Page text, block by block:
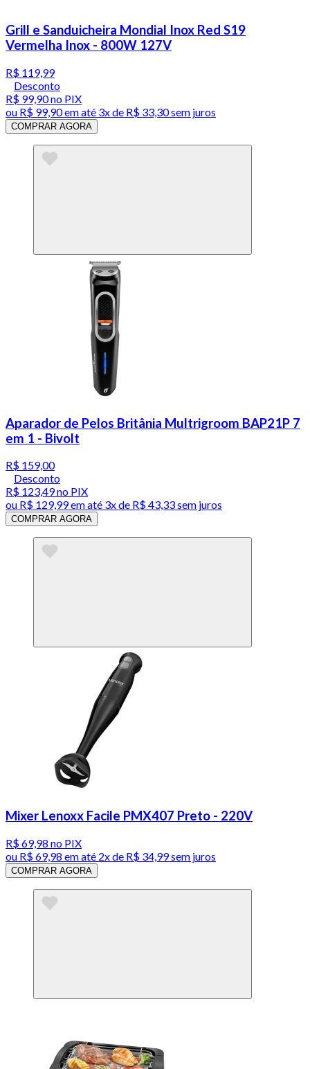
Grill e Sanduicheira Mondial Inox Red S19
Vermelha Inox - 800W 127V
R$ 119,99
Desconto
R$ 99,90no PIX
ou R$ 99,90em até 3x de R$ 33,30 sem juros
COMPRAR AGORA
Aparador de Pelos Britânia Multrigroom BAP21P 7
em 1 - Bivolt
R$ 159,00
Desconto
R$ 123,49no PIX
ou R$ 129,99em até 3x de R$ 43,33 sem juros
COMPRAR AGORA
Mixer Lenoxx Facile PMX407 Preto - 220V
R$ 69,98 no PIX
ou R$ 69,98 em até 2x de R$ 34,99 sem juros
COMPRAR AGORA